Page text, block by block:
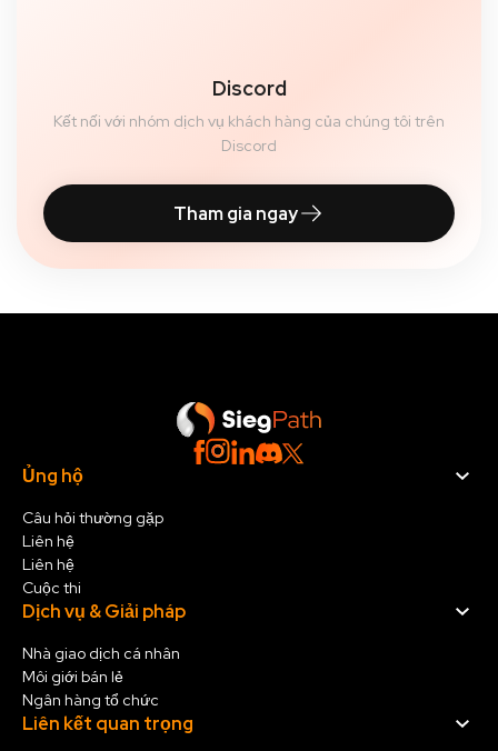
Discord
Kết nối với nhóm dịch vụ khách hàng của chúng tôi trên
Discord
Tham gia ngay
Ủng hộ
Câu hỏi thường gặp
Liên hệ
Liên hệ
Cuộc thi
Dịch vụ & Giải pháp
Nhà giao dịch cá nhân
Môi giới bán lẻ
Ngân hàng tổ chức
Liên kết quan trọng